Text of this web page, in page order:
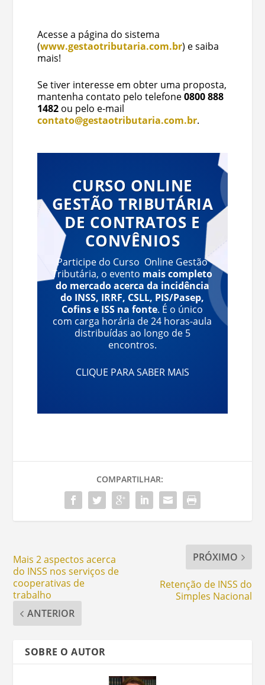
Acesse a página do sistema
(www.gestaotributaria.com.br) e saiba
mais!
Se tiver interesse em obter uma proposta,
mantenha contato pelo telefone0800 888
1482ou pelo e-mail
contato@gestaotributaria.com.br.
CURSO ONLINE
GESTÃO TRIBUTÁRIA
DE CONTRATOS E
CONVÊNIOS
Participe do Curso Online Gestão
Tributária, o evento mais completo
do mercado acerca da incidência
do INSS, IRRF, CSLL, PIS/Pasep,
Cofins e ISS na fonte. É o único
com carga horária de 24 horas-aula
distribuídas ao longo de 5
encontros.
CLIQUE PARA SABER MAIS
COMPARTILHAR:
Mais 2 aspectos acerca
do INSS nos serviços de
cooperativas de
trabalho
ANTERIOR
PRÓXIMO
Retenção de INSS do
Simples Nacional
SOBRE O AUTOR